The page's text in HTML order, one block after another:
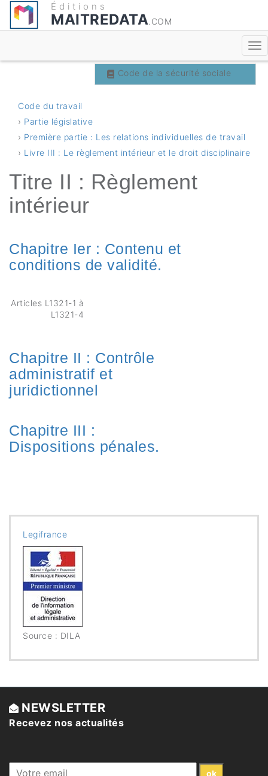
Éditions
MAITREDATA.COM
Code de la sécurité sociale
Code du travail
› Partie législative
› Première partie : Les relations individuelles de travail
› Livre III : Le règlement intérieur et le droit disciplinaire
Titre II : Règlement
intérieur
Chapitre Ier : Contenu et
conditions de validité.
Articles L1321-1 à
L1321-4
Chapitre II : Contrôle
administratif et
juridictionnel
Chapitre III :
Dispositions pénales.
Legifrance
Source : DILA
NEWSLETTER
Recevez nos actualités